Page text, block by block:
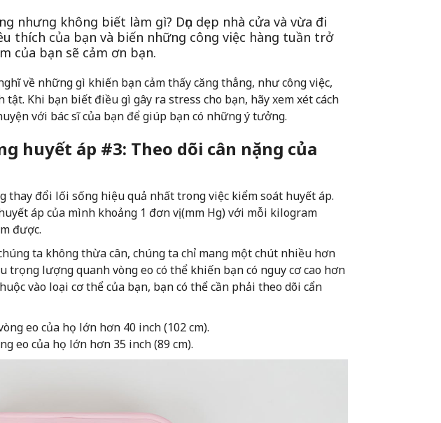
nhưng không biết làm gì? Dọn dẹp nhà cửa và vừa đi
thích của bạn và biến những công việc hàng tuần trở
của bạn sẽ cảm ơn bạn.
về những gì khiến bạn cảm thấy căng thẳng, như công việc,
Khi bạn biết điều gì gây ra stress cho bạn, hãy xem xét cách
với bác sĩ của bạn để giúp bạn có những ý tưởng.
huyết áp #3: Theo dõi cân nặng của
thay đổi lối sống hiệu quả nhất trong việc kiểm soát huyết áp.
áp của mình khoảng 1 đơn vị (mm Hg) với mỗi kilogram
được.
ta không thừa cân, chúng ta chỉ mang một chút nhiều hơn
trọng lượng quanh vòng eo có thể khiến bạn có nguy cơ cao hơn
vào loại cơ thể của bạn, bạn có thể cần phải theo dõi cẩn
eo của họ lớn hơn 40 inch (102 cm).
eo của họ lớn hơn 35 inch (89 cm).